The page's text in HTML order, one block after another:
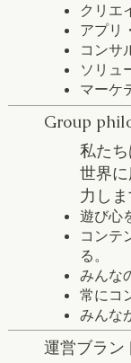
クリエ
アプリ
コンサ
ソリュ
マーケ
Group
私た
世界
力しま
遊び心
コンテ
る。​
みんな
常にコ
みんな
運営ブラン